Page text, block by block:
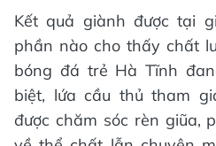
Kết quả giành được tại
phần nào cho thấy chất
bóng đá trẻ Hà Tĩnh
biệt, lứa cầu thủ tham
được chăm sóc rèn giũa,